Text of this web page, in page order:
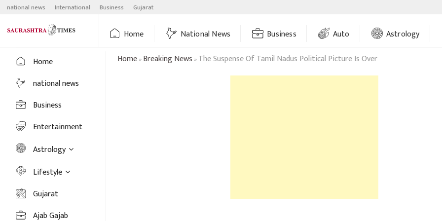
Skip
content
national news International Business Gujarat
Home National News Business Auto Astrology
Home
national news
Business
Entertainment
Astrology
Lifestyle
Gujarat
Ajab Gajab
Home»Breaking News »The Suspense Of Tamil Nadus Political Picture Is Over